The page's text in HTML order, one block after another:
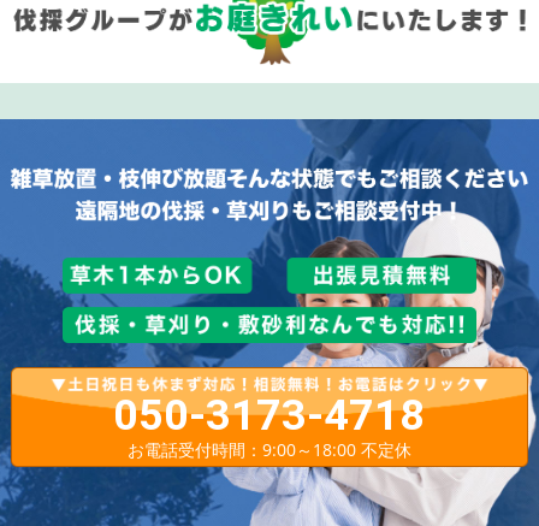
050-3173-4718
お電話受付時間：9:00～18:00 不定休